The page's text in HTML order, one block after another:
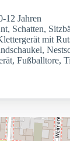
12 Jahren
Schatten,
mit
Fußballtore,